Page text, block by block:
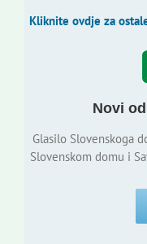
Kliknite ovdje za
Novi
Glasilo Slovenskoga
Slovenskom domu i